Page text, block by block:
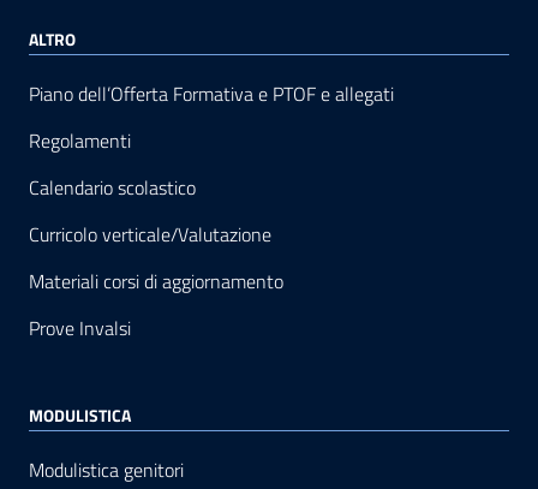
ALTRO
Piano dell’Offerta Formativa e PTOF e allegati
Regolamenti
Calendario scolastico
Curricolo verticale/Valutazione
Materiali corsi di aggiornamento
Prove Invalsi
MODULISTICA
Modulistica genitori